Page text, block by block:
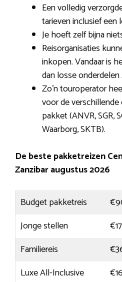
Een volledig
tarieven inclusief
Je hoeft zelf bijna
Reisorganisaties
inkopen. Vandaar is
dan losse
Zo’n touroperator
voor de
pakket (ANVR, SGR,
Waarborg, SKTB).
De beste pakketreizen
Zanzibar augustus 2026
Budget pakketreis
Jonge stellen
Familiereis
Luxe All-Inclusive